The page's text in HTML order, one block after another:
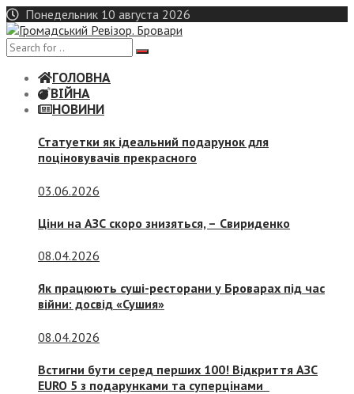
Skip
to
content
Понедельник 10 августа 2026
ГОЛОВНА
ВІЙНА
НОВИНИ
Статуетки як ідеальний подарунок для
поціновувачів прекрасного
03.06.2026
Ціни на АЗС скоро знизяться, – Свириденко
08.04.2026
Як працюють суші-ресторани у Броварах під час
війни: досвід «Сушия»
08.04.2026
Встигни бути серед перших 100! Відкриття АЗС
EURO 5 з подарунками та суперцінами